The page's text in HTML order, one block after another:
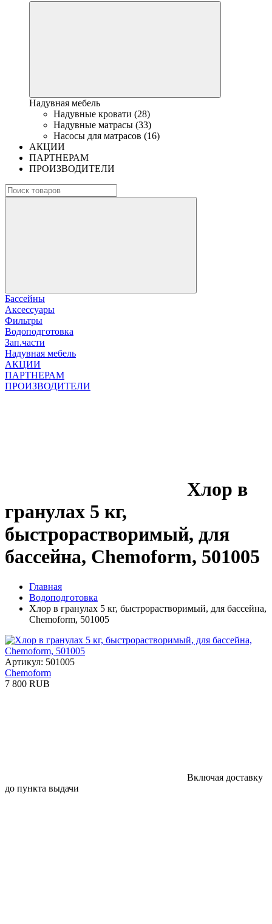
Надувная мебель
Надувные кровати (28)
Надувные матрасы (33)
Насосы для матрасов (16)
АКЦИИ
ПАРТНЕРАМ
ПРОИЗВОДИТЕЛИ
Бассейны
Аксессуары
Фильтры
Водоподготовка
Зап.части
Надувная мебель
АКЦИИ
ПАРТНЕРАМ
ПРОИЗВОДИТЕЛИ
Хлор в
гранулах 5 кг,
быстрорастворимый, для
бассейна, Chemoform, 501005
Главная
Водоподготовка
Хлор в гранулах 5 кг, быстрорастворимый, для бассейна,
Chemoform, 501005
Артикул: 501005
Chemoform
7 800 RUB
Включая доставку
до пункта выдачи